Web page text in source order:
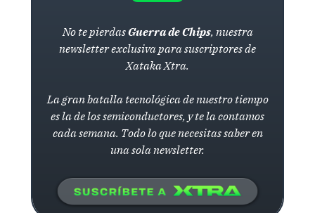
No te pierdasGuerra de Chips, nuestra
newsletter exclusiva para suscriptores de
Xataka Xtra.
La gran batalla tecnológica de nuestro tiempo
es la de los semiconductores, y te la contamos
cada semana. Todo lo que necesitas saber en
una sola newsletter.